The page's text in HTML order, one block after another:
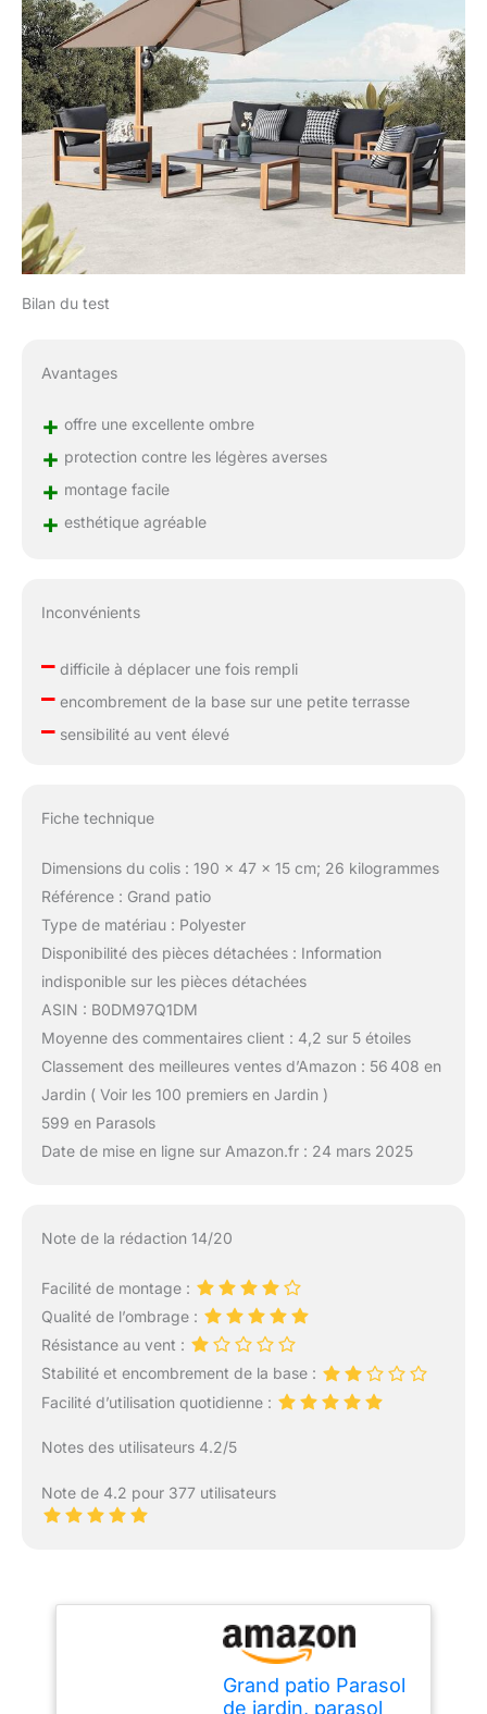
Bilan du test
Avantages
+ offre une excellente ombre
+ protection contre les légères averses
+ montage facile
+ esthétique agréable
Inconvénients
–difficile à déplacer une fois rempli
–encombrement de la base sur une petite terrasse
–sensibilité au vent élevé
Fiche technique
Dimensions du colis : 190 x 47 x 15 cm; 26 kilogrammes
Référence : Grand patio
Type de matériau : Polyester
Disponibilité des pièces détachées : Information
indisponible sur les pièces détachées
ASIN : B0DM97Q1DM
Moyenne des commentaires client : 4,2 sur 5 étoiles
Classement des meilleures ventes d’Amazon : 56 408 en
Jardin ( Voir les 100 premiers en Jardin )
599 en Parasols
Date de mise en ligne sur Amazon.fr : 24 mars 2025
Note de la rédaction 14/20
Facilité de montage :
Qualité de l’ombrage :
Résistance au vent :
Stabilité et encombrement de la base :
Facilité d’utilisation quotidienne :
Notes des utilisateurs 4.2/5
Note de 4.2 pour 377 utilisateurs
Grand patio Parasol
de jardin, parasol